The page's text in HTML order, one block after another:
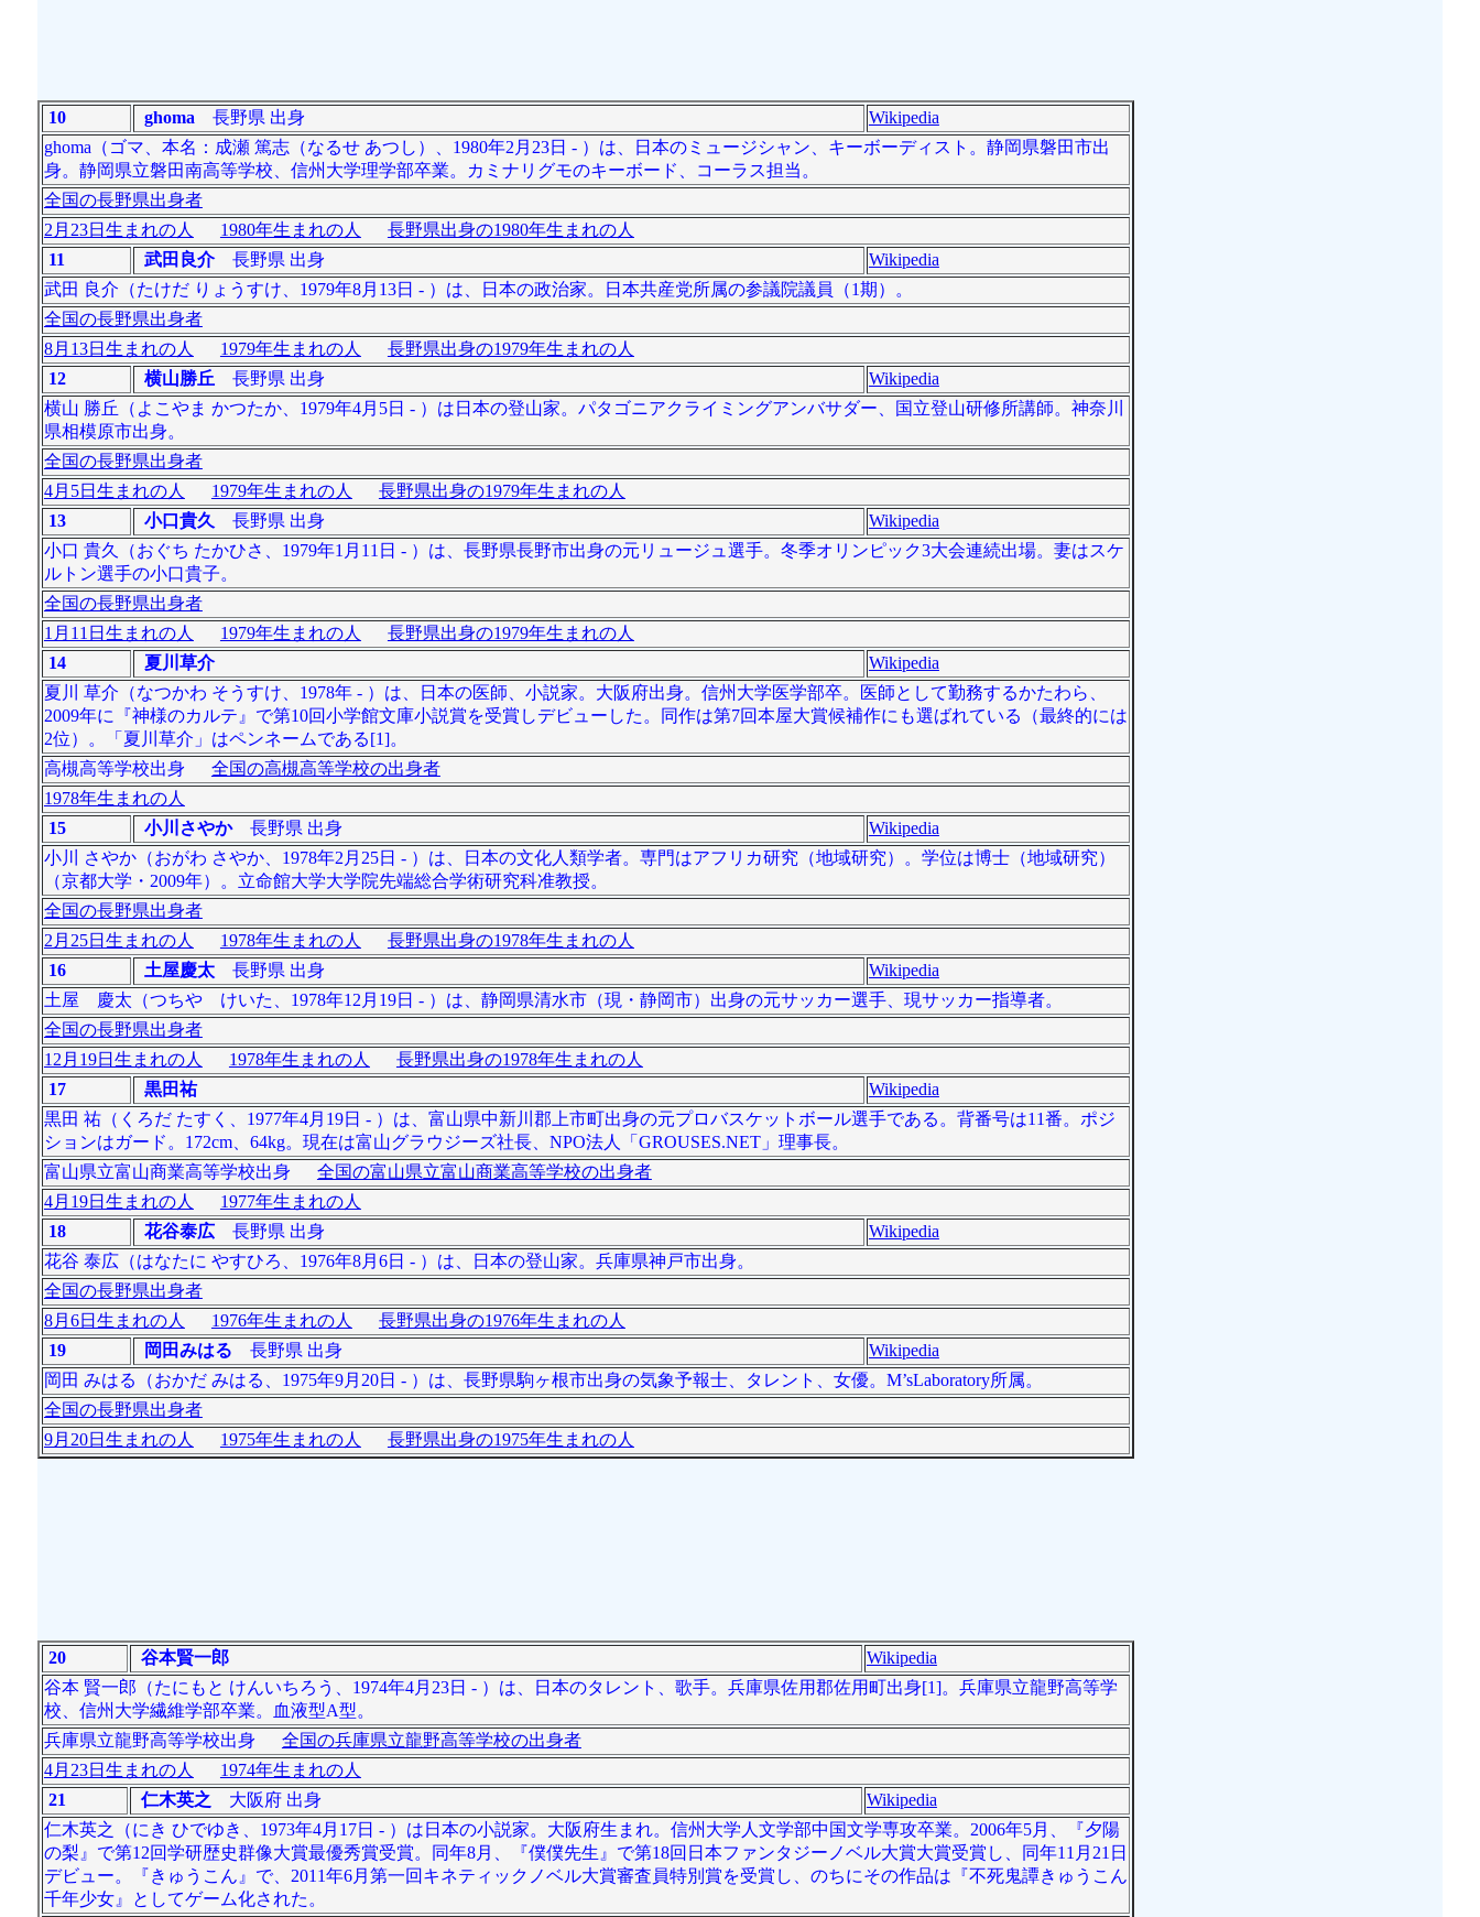
10 ghoma 長野県 出身
Wikipedia
ghoma（ゴマ、本名：成瀬 篤志（なるせ あつし）、1980年2月23日 - ）は、日本のミュージシャン、キーボーディスト。静岡県磐田市出
身。静岡県立磐田南高等学校、信州大学理学部卒業。カミナリグモのキーボード、コーラス担当。
全国の長野県出身者
2月23日生まれの人
1980年生まれの人
長野県出身の1980年生まれの人
11
武田良介長野県 出身
Wikipedia
武田 良介（たけだ りょうすけ、1979年8月13日 - ）は、日本の政治家。日本共産党所属の参議院議員（1期）。
全国の長野県出身者
8月13日生まれの人
1979年生まれの人
長野県出身の1979年生まれの人
12
横山勝丘 長野県 出身
Wikipedia
横山 勝丘（よこやま かつたか、1979年4月5日 - ）は日本の登山家。パタゴニアクライミングアンバサダー、国立登山研修所講師。神奈川
県相模原市出身。
全国の長野県出身者
4月5日生まれの人
1979年生まれの人
長野県出身の1979年生まれの人
13
小口貴久 長野県 出身
Wikipedia
小口 貴久（おぐち たかひさ、1979年1月11日 - ）は、長野県長野市出身の元リュージュ選手。冬季オリンピック3大会連続出場。妻はスケ
ルトン選手の小口貴子。
全国の長野県出身者
1月11日生まれの人
1979年生まれの人
長野県出身の1979年生まれの人
14
夏川草介
Wikipedia
夏川 草介（なつかわ そうすけ、1978年 - ）は、日本の医師、小説家。大阪府出身。信州大学医学部卒。医師として勤務するかたわら、
2009年に『神様のカルテ』で第10回小学館文庫小説賞を受賞しデビューした。同作は第7回本屋大賞候補作にも選ばれている（最終的には
2位）。「夏川草介」はペンネームである[1]。
高槻高等学校出身 全国の高槻高等学校の出身者
1978年生まれの人
15
小川さやか長野県 出身
Wikipedia
小川 さやか（おがわ さやか、1978年2月25日 - ）は、日本の文化人類学者。専門はアフリカ研究（地域研究）。学位は博士（地域研究）
（京都大学・2009年）。立命館大学大学院先端総合学術研究科准教授。
全国の長野県出身者
2月25日生まれの人
1978年生まれの人
長野県出身の1978年生まれの人
16
土屋慶太長野県 出身
Wikipedia
土屋 慶太（つちや けいた、1978年12月19日 - ）は、静岡県清水市（現・静岡市）出身の元サッカー選手、現サッカー指導者。
全国の長野県出身者
12月19日生まれの人
1978年生まれの人
長野県出身の1978年生まれの人
17
黒田祐
Wikipedia
黒田 祐（くろだ たすく、1977年4月19日 - ）は、富山県中新川郡上市町出身の元プロバスケットボール選手である。背番号は11番。ポジ
ションはガード。172cm、64kg。現在は富山グラウジーズ社長、NPO法人「GROUSES.NET」理事長。
富山県立富山商業高等学校出身 全国の富山県立富山商業高等学校の出身者
4月19日生まれの人
1977年生まれの人
18
花谷泰広長野県 出身
Wikipedia
花谷 泰広（はなたに やすひろ、1976年8月6日 - ）は、日本の登山家。兵庫県神戸市出身。
全国の長野県出身者
8月6日生まれの人
1976年生まれの人
長野県出身の1976年生まれの人
19
岡田みはる 長野県 出身
Wikipedia
岡田 みはる（おかだ みはる、1975年9月20日 - ）は、長野県駒ヶ根市出身の気象予報士、タレント、女優。M’sLaboratory所属。
全国の長野県出身者
9月20日生まれの人
1975年生まれの人 長野県出身の1975年生まれの人
20 谷本賢一郎
Wikipedia
谷本 賢一郎（たにもと けんいちろう、1974年4月23日 - ）は、日本のタレント、歌手。兵庫県佐用郡佐用町出身[1]。兵庫県立龍野高等学
校、信州大学繊維学部卒業。血液型A型。
兵庫県立龍野高等学校出身 全国の兵庫県立龍野高等学校の出身者
4月23日生まれの人
1974年生まれの人
21
仁木英之 大阪府 出身
Wikipedia
仁木英之（にき ひでゆき、1973年4月17日 - ）は日本の小説家。大阪府生まれ。信州大学人文学部中国文学専攻卒業。2006年5月、『夕陽
の梨』で第12回学研歴史群像大賞最優秀賞受賞。同年8月、『僕僕先生』で第18回日本ファンタジーノベル大賞大賞受賞し、同年11月21日
デビュー。『きゅうこん』で、2011年6月第一回キネティックノベル大賞審査員特別賞を受賞し、のちにその作品は『不死鬼譚きゅうこん
千年少女』としてゲーム化された。